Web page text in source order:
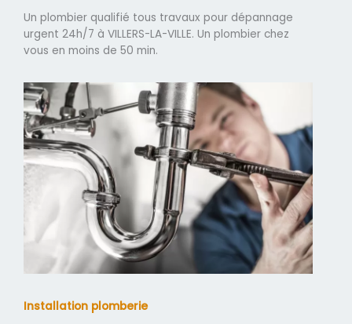
Un plombier qualifié tous travaux pour dépannage
urgent 24h/7 à VILLERS-LA-VILLE. Un plombier chez
vous en moins de 50 min.
Installation plomberie